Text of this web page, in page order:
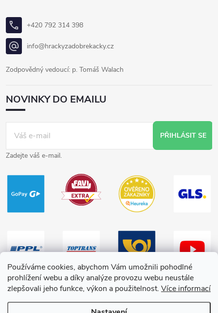
Používáme cookies, abychom Vám umožnili pohodlné
prohlížení webu a díky analýze provozu webu neustále
zlepšovali jeho funkce, výkon a použitelnost. Více informací
+420 792 314 398
info@hrackyzadobrekacky.cz
Zodpovědný vedoucí: p. Tomáš Walach
NOVINKY DO EMAILU
PŘIHLÁSIT SE
Zadejte váš e-mail.